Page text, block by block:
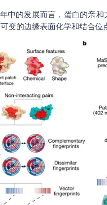
中的发展而言，蛋白的亲
变的边缘表面化学和结合位